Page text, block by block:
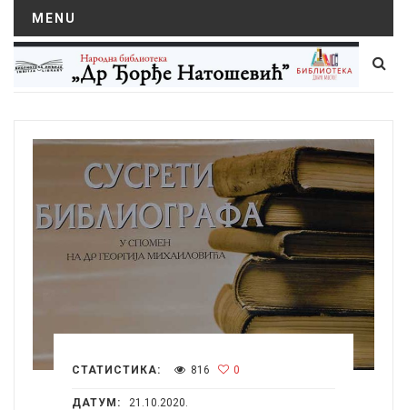
MENU
СТАТИСТИКА: 816 0
ДАТУМ: 21.10.2020.